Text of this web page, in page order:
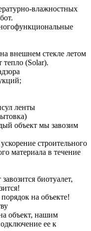
влажностных
внешнем стекле летом
тепло (Solar).
ленты
объект мы завозим
строительного
материала в течение
биотуалет,
на объекте!
объект, нашим
ее к